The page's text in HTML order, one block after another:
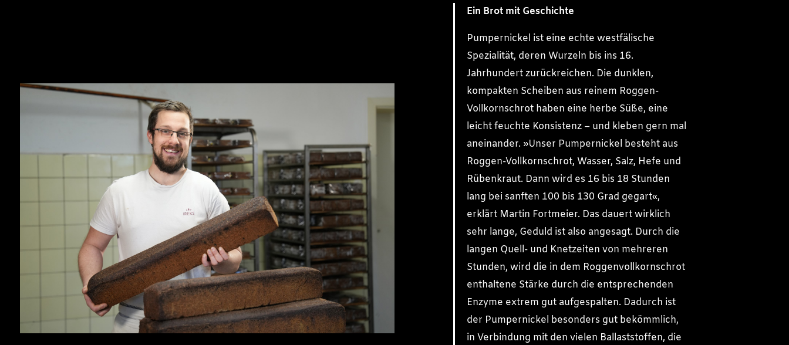
Ein Brot mit Geschichte
Pumpernickel ist eine echte westfälische
Spezialität, deren Wurzeln bis ins 16.
Jahrhundert zurückreichen. Die dunklen,
kompakten Scheiben aus reinem Roggen-
Vollkornschrot haben eine herbe Süße, eine
leicht feuchte Konsistenz – und kleben gern mal
aneinander. »Unser Pumpernickel besteht aus
Roggen-Vollkornschrot, Wasser, Salz, Hefe und
Rübenkraut. Dann wird es 16 bis 18 Stunden
lang bei sanften 100 bis 130 Grad gegart«,
erklärt Martin Fortmeier. Das dauert wirklich
sehr lange, Geduld ist also angesagt. Durch die
langen Quell- und Knetzeiten von mehreren
Stunden, wird die in dem Roggenvollkornschrot
enthaltene Stärke durch die entsprechenden
Enzyme extrem gut aufgespalten. Dadurch ist
der Pumpernickel besonders gut bekömmlich,
in Verbindung mit den vielen Ballaststoffen, die